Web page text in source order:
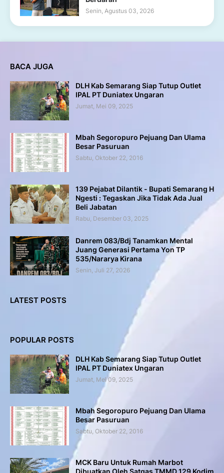
Senin, Agustus 03, 2026
BACA JUGA
DLH Kab Semarang Siap Tutup Outlet
IPAL PT Duniatex Ungaran
Jumat, Mei 09, 2025
Mbah Segoropuro Pejuang Dan Ulama
Besar Pasuruan
Sabtu, Oktober 22, 2016
139 Pejabat Dilantik - Bupati Semarang H
Ngesti : Tegaskan Jika Tidak Ada Jual
Beli Jabatan
Rabu, Desember 03, 2025
Danrem 083/Bdj Tanamkan Mental
Juang Generasi Pertama Yon TP
535/Nararya Kirana
Senin, Juli 27, 2026
LATEST POSTS
POPULAR POSTS
DLH Kab Semarang Siap Tutup Outlet
IPAL PT Duniatex Ungaran
Jumat, Mei 09, 2025
Mbah Segoropuro Pejuang Dan Ulama
Besar Pasuruan
Sabtu, Oktober 22, 2016
MCK Baru Untuk Rumah Marbot
Dibuatkan Oleh Satgas TMMD 129 Kodim